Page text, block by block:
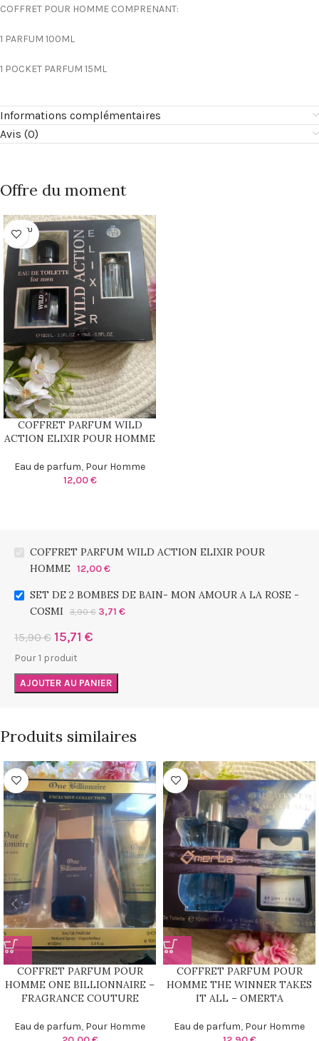
COFFRET POUR HOMME COMPRENANT:
1 PARFUM 100ML
1 POCKET PARFUM 15ML
Informations complémentaires
Avis (0)
Offre du moment
RUPTU
RE
COFFRET PARFUM WILD
ACTION ELIXIR POUR HOMME
Eau de parfum, Pour Homme
12,00€
COFFRET PARFUM WILD ACTION ELIXIR POUR
HOMME 12,00€
SET DE 2 BOMBES DE BAIN- MON AMOUR A LA ROSE -
COSMI
3,90€ 3,71 €
15,90€ 15,71 €
Pour 1 produit
AJOUTER AU PANIER
Produits similaires
COFFRET PARFUM POUR
HOMME ONE BILLIONNAIRE –
FRAGRANCE COUTURE
Eau de parfum, Pour Homme
COFFRET PARFUM POUR
HOMME THE WINNER TAKES
IT ALL – OMERTA
Eau de parfum, Pour Homme